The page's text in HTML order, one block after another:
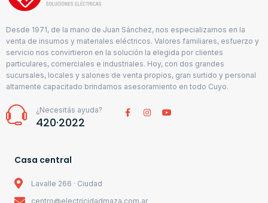
Desde 1971, de la mano de Juan Sánchez, nos especializamos en la
venta de insumos y materiales eléctricos. Valores familiares, esfuerzo y
servicio nos convirtieron en la solución la elegida por clientes
particulares, comerciales e industriales. Hoy, con dos grandes
sucursales, locales y salones de venta propios, gran surtido y personal
altamente capacitado brindamos asesoramiento en todo Cuyo.
¿Necesitás ayuda?
420·2022
Casa central
Lavalle 266 · Ciudad
centro@electricidadmaza.com.ar